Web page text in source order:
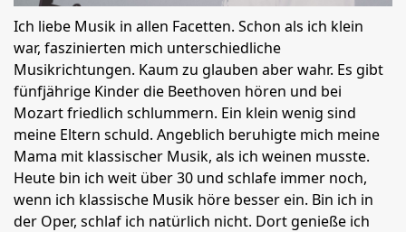
Ich liebe Musik in allen Facetten. Schon als ich klein
war, faszinierten mich unterschiedliche
Musikrichtungen. Kaum zu glauben aber wahr. Es gibt
fünfjährige Kinder die Beethoven hören und bei
Mozart friedlich schlummern. Ein klein wenig sind
meine Eltern schuld. Angeblich beruhigte mich meine
Mama mit klassischer Musik, als ich weinen musste.
Heute bin ich weit über 30 und schlafe immer noch,
wenn ich klassische Musik höre besser ein. Bin ich in
der Oper, schlaf ich natürlich nicht. Dort genieße ich